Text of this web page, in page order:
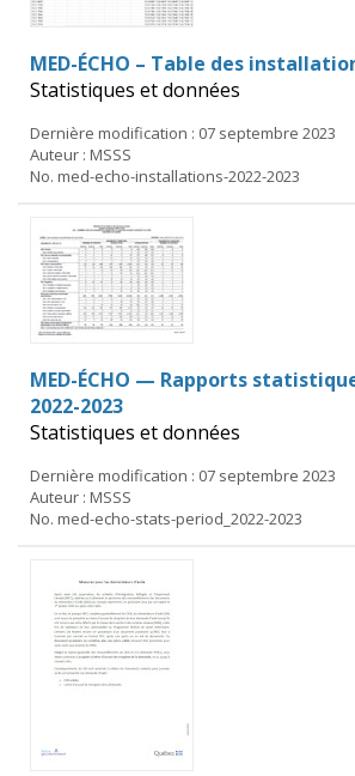
MED-ÉCHO – Table des
Statistiques et données
Dernière modification : 07 septembre 2023
Auteur : MSSS
No. med-echo-installations-2022-2023
MED-ÉCHO — Rapports
2022-2023
Statistiques et données
Dernière modification : 07 septembre 2023
Auteur : MSSS
No. med-echo-stats-period_2022-2023